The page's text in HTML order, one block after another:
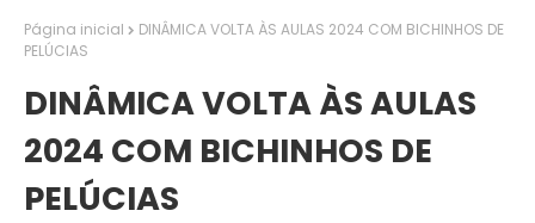
Página inicial
DINÂMICA VOLTA ÀS AULAS 2024 COM BICHINHOS DE
PELÚCIAS
DINÂMICA VOLTA ÀS AULAS
2024 COM BICHINHOS DE
PELÚCIAS